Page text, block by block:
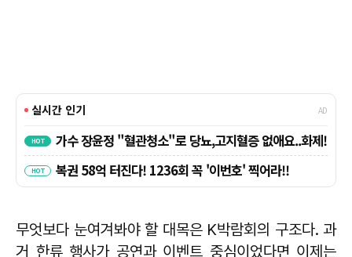
무엇보다 눈여겨봐야 할 대목은 K박람회의 구조다. 과
거 한류 행사가 공연과 이벤트 중심이었다면 이제는